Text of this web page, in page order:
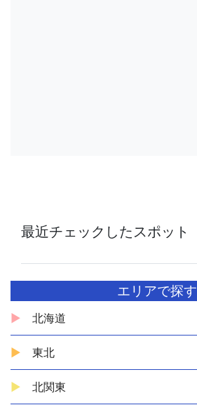
最近チェックしたスポット
エリアで探す
北海道
東北
北関東